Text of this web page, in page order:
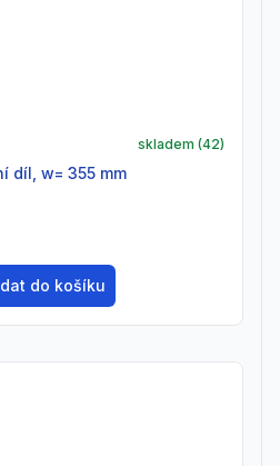
skladem (42)
díl, w= 355 mm
do košíku